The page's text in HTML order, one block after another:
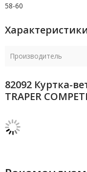
58-60
Производитель
82092 Куртка-
TRAPER